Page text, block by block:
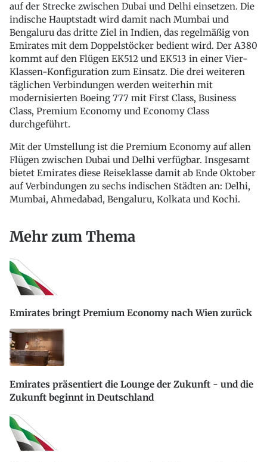
auf der Strecke zwischen Dubai und Delhi einsetzen. Die
indische Hauptstadt wird damit nach Mumbai und
Bengaluru das dritte Ziel in Indien, das regelmäßig von
Emirates mit dem Doppelstöcker bedient wird. Der A380
kommt auf den Flügen EK512 und EK513 in einer Vier-
Klassen-Konfiguration zum Einsatz. Die drei weiteren
täglichen Verbindungen werden weiterhin mit
modernisierten Boeing 777 mit First Class, Business
Class, Premium Economy und Economy Class
durchgeführt.
Mit der Umstellung ist die Premium Economy auf allen
Flügen zwischen Dubai und Delhi verfügbar. Insgesamt
bietet Emirates diese Reiseklasse damit ab Ende Oktober
auf Verbindungen zu sechs indischen Städten an: Delhi,
Mumbai, Ahmedabad, Bengaluru, Kolkata und Kochi.
Mehr zum Thema
Emirates bringt Premium Economy nach Wien zurück
Emirates präsentiert die Lounge der Zukunft - und die
Zukunft beginnt in Deutschland